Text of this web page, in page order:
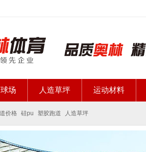
场 人造草坪 运动材料
价格 硅pu 塑胶跑道 人造草坪